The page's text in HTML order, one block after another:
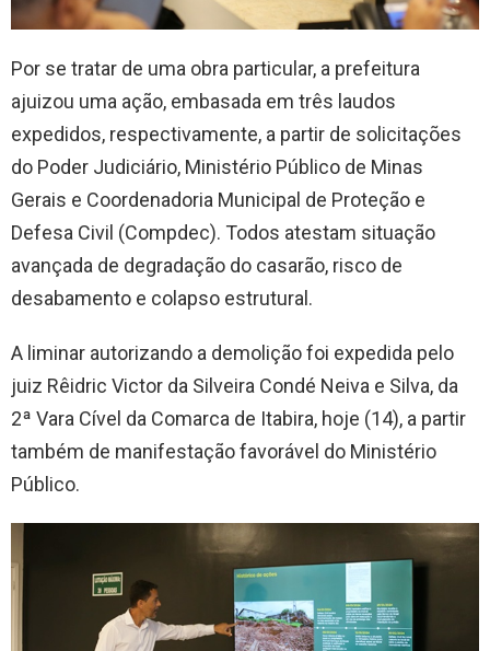
Por se tratar de uma obra particular, a prefeitura
ajuizou uma ação, embasada em três laudos
expedidos, respectivamente, a partir de solicitações
do Poder Judiciário, Ministério Público de Minas
Gerais e Coordenadoria Municipal de Proteção e
Defesa Civil (Compdec). Todos atestam situação
avançada de degradação do casarão, risco de
desabamento e colapso estrutural.
A liminar autorizando a demolição foi expedida pelo
juiz Rêidric Victor da Silveira Condé Neiva e Silva, da
2ª Vara Cível da Comarca de Itabira, hoje (14), a partir
também de manifestação favorável do Ministério
Público.